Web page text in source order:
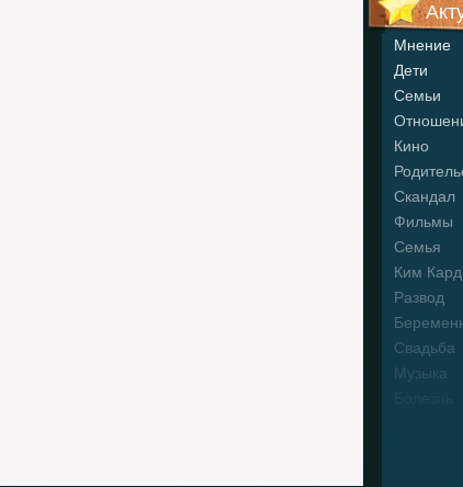
Мнение
Дети
Семьи
Кино
Скандал
Фильмы
Семья
Ким
Развод
Свадьба
Музыка